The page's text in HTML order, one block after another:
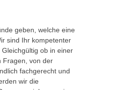
geben, welche eine
sind Ihr kompetenter
ob in einer
Fragen, von der
fachgerecht und
wir die